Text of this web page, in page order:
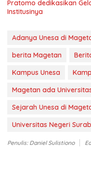
Pratomo dedikasikan
Institusinya
Adanya Unesa di
berita Magetan
Kampus Unesa
Magetan ada
Sejarah Unesa di
Universitas Negeri
Penulis: Daniel Sulistiono